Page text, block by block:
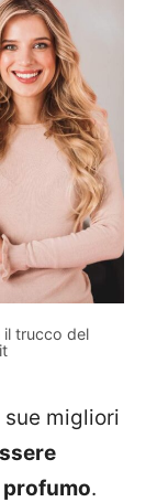
il trucco del
sue migliori
profumo.